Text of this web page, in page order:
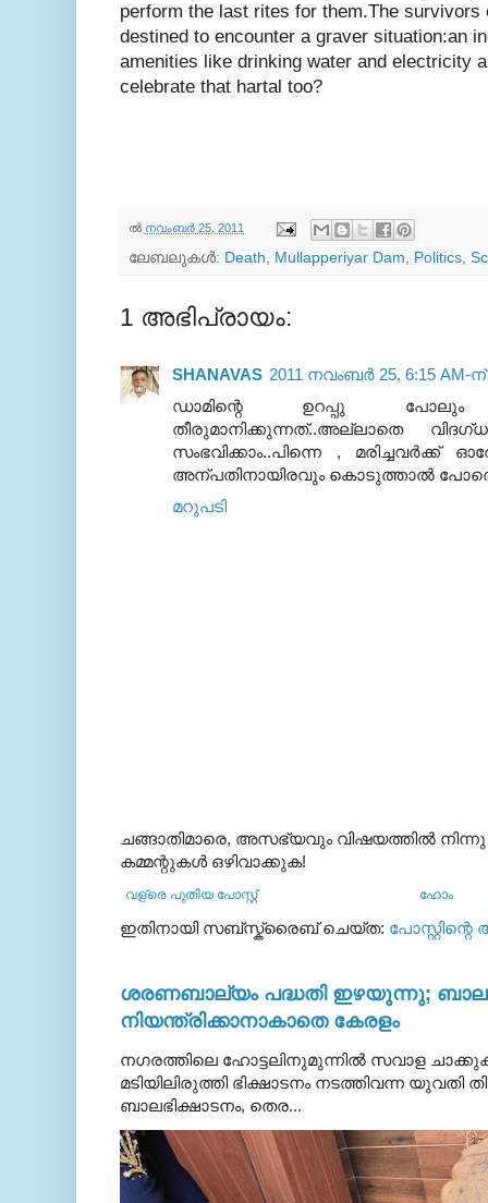
perform the last rites for them.The survivors
destined to encounter a graver situation:an
amenities like drinking water and electricity
celebrate that hartal too?
ല്‍ നവംബർ 25, 2011
ലേബലുകള്‍: Death Mullapperiyar Dam Politics
1 അഭിപ്രായം:
SHANAVAS 2011 നവംബർ 25, 6:15 AM-ന്
ഡാമിന്റെ ഉറപ്പു പോലും
തീരുമാനിക്കുന്നത്..അല്ലാതെ
സംഭവിക്കാം..പിന്നെ ,
അന്പതിനായിരവും കൊടുത്താല്‍
മറുപടി
ചങ്ങാതിമാരെ, അസഭ്യവും വിഷയത്തില്‍ നിന്നു
കമ്മന്റുകള്‍ ഒഴിവാക്കുക!
വള്രെ പുതിയ പോസ്റ്റ് ഹോം
ഇതിനായി സബ്‌സ്ക്രൈബ് ചെയ്ത:
ശരണബാല്യം പദ്ധതി ഇഴയുന്നു;
നിയന്ത്രിക്കാനാകാതെ കേരളം
നഗരത്തിലെ ഹോട്ടലിനുമുന്നിൽ സവാള
മടിയിലിരുത്തി ഭിക്ഷാടനം നടത്തിവന്ന
ബാലഭിക്ഷാടനം, തെര...